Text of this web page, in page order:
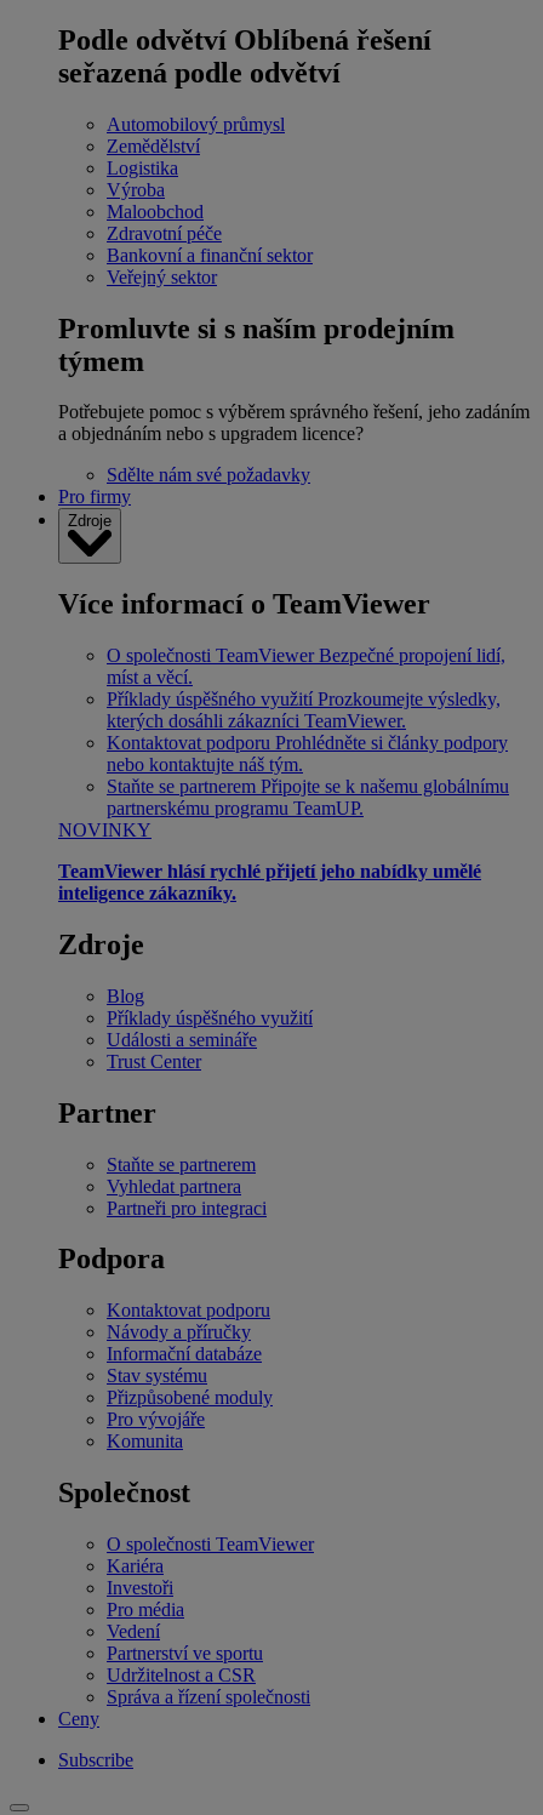
Podle odvětví Oblíbená řešení
seřazená podle odvětví
Automobilový průmysl
Zemědělství
Logistika
Výroba
Maloobchod
Zdravotní péče
Bankovní a finanční sektor
Veřejný sektor
Promluvte si s naším prodejním
týmem
Potřebujete pomoc s výběrem správného řešení, jeho zadáním
a objednáním nebo s upgradem licence?
Sdělte nám své požadavky
Pro firmy
Zdroje
Více informací o TeamViewer
O společnosti TeamViewer Bezpečné propojení lidí,
míst a věcí.
Příklady úspěšného využití Prozkoumejte výsledky,
kterých dosáhli zákazníci TeamViewer.
Kontaktovat podporu Prohlédněte si články podpory
nebo kontaktujte náš tým.
Staňte se partnerem Připojte se k našemu globálnímu
partnerskému programu TeamUP.
NOVINKY
TeamViewer hlásí rychlé přijetí jeho nabídky umělé
inteligence zákazníky.
Zdroje
Blog
Příklady úspěšného využití
Události a semináře
Trust Center
Partner
Staňte se partnerem
Vyhledat partnera
Partneři pro integraci
Podpora
Kontaktovat podporu
Návody a příručky
Informační databáze
Stav systému
Přizpůsobené moduly
Pro vývojáře
Komunita
Společnost
O společnosti TeamViewer
Kariéra
Investoři
Pro média
Vedení
Partnerství ve sportu
Udržitelnost a CSR
Správa a řízení společnosti
Ceny
Subscribe